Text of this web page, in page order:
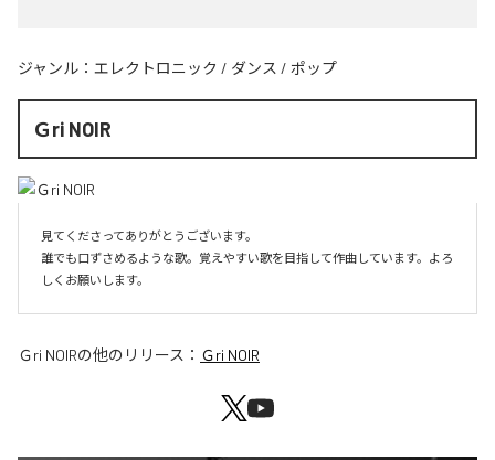
ジャンル： エレクトロニック / ダンス / ポップ
Ｇri NOIR
見てくださってありがとうございます。
誰でも口ずさめるような歌。覚えやすい歌を目指して作曲しています。よろ
しくお願いします。
Ｇri NOIRの他のリリース： Ｇri NOIR